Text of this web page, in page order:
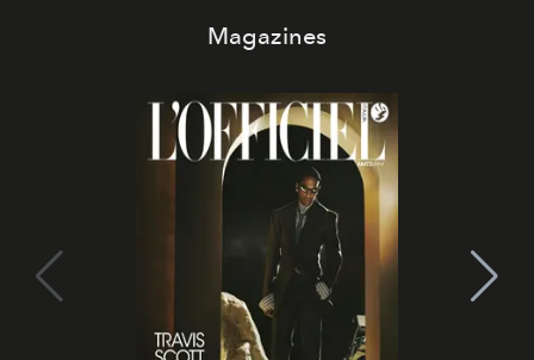
Magazines